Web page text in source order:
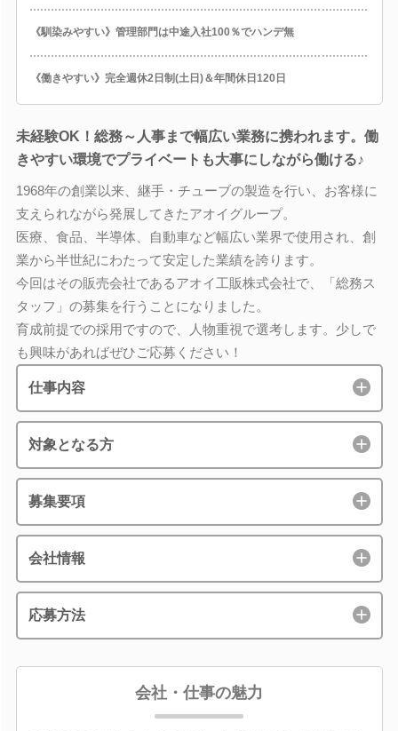
《馴染みやすい》管理部門は中途入社100％でハンデ無
《働きやすい》完全週休2日制(土日)＆年間休日120日
未経験OK！総務～人事まで幅広い業務に携われます。働
きやすい環境でプライベートも大事にしながら働ける♪
1968年の創業以来、継手・チューブの製造を行い、お客様に
支えられながら発展してきたアオイグループ。
医療、食品、半導体、自動車など幅広い業界で使用され、創
業から半世紀にわたって安定した業績を誇ります。
今回はその販売会社であるアオイ工販株式会社で、「総務ス
タッフ」の募集を行うことになりました。
育成前提での採用ですので、人物重視で選考します。少しで
も興味があればぜひご応募ください！
仕事内容
対象となる方
募集要項
会社情報
応募方法
会社・仕事の魅力